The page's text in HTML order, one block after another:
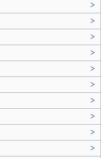
>
>
>
>
>
>
>
>
>
>